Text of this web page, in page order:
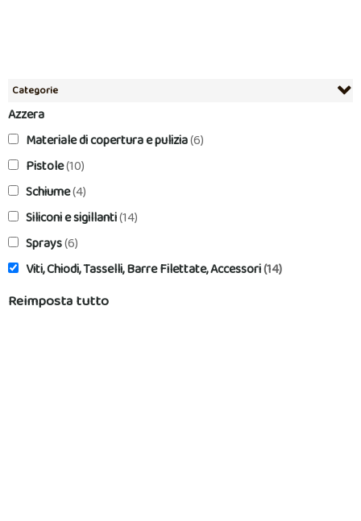
Categorie
Azzera
Materiale di copertura e pulizia(6)
Pistole(10)
Schiume(4)
Siliconi e sigillanti(14)
Sprays(6)
Viti, Chiodi, Tasselli, Barre Filettate, Accessori(14)
Reimposta tutto